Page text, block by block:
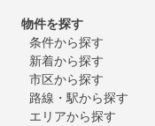
物件を探す
条件から探す
新着から探す
市区から探す
路線・駅から探す
エリアから探す